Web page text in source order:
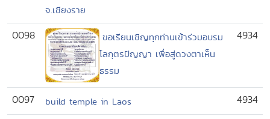
จ.เชียงราย
0098
ขอเรียนเชิญทุกท่านเข้าร่วมอบรม
โลกุตรปัญญา เพื่อสู่ดวงตาเห็น
ธรรม
4934
0097 build temple in Laos
4934